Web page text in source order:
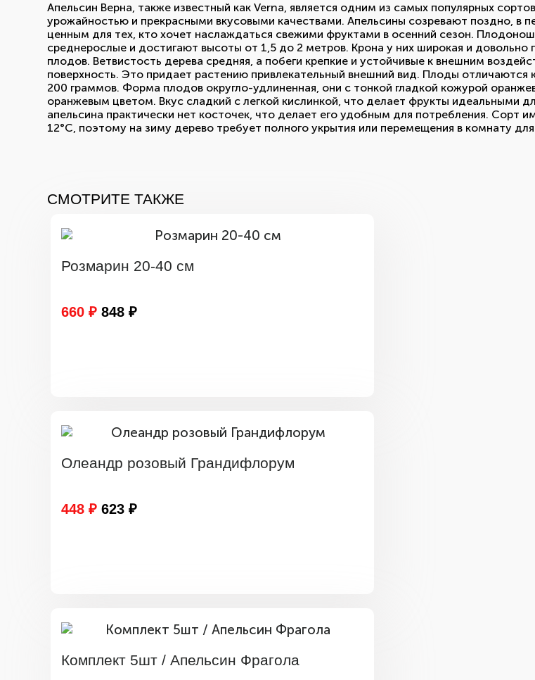
Апельсин Верна, также известный как Verna, является одним из самых популярных
урожайностью и прекрасными вкусовыми качествами. Апельсины созревают поздно, в
ценным для тех, кто хочет наслаждаться свежими фруктами в осенний сезон.
среднерослые и достигают высоты от 1,5 до 2 метров. Крона у них широкая и довольно
плодов. Ветвистость дерева средняя, а побеги крепкие и устойчивые к внешним
поверхность. Это придает растению привлекательный внешний вид. Плоды
200 граммов. Форма плодов округло-удлиненная, они с тонкой гладкой кожурой
оранжевым цветом. Вкус сладкий с легкой кислинкой, что делает фрукты идеальными
апельсина практически нет косточек, что делает его удобным для потребления. Сорт
12°С, поэтому на зиму дерево требует полного укрытия или перемещения в комнату
СМОТРИТЕ ТАКЖЕ
Розмарин 20-40 см
660 ₽ 848 ₽
Олеандр розовый Грандифлорум
448 ₽ 623 ₽
Комплект 5шт / Апельсин Фрагола